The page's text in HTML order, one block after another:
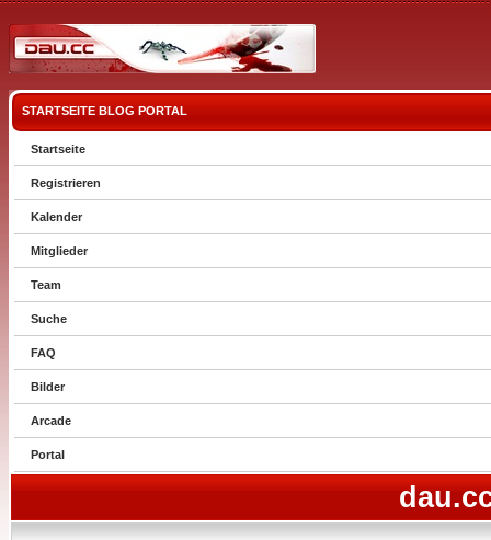
STARTSEITE BLOG PORTAL
Startseite
Registrieren
Kalender
Mitglieder
Team
Suche
FAQ
Bilder
Arcade
Portal